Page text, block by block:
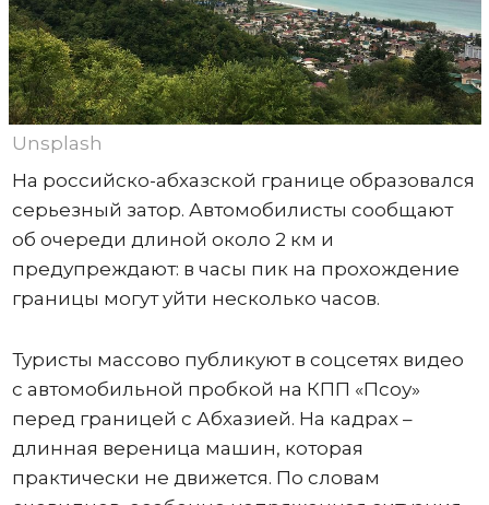
Unsplash
На российско-абхазской границе образовался
серьезный затор. Автомобилисты сообщают
об очереди длиной около 2 км и
предупреждают: в часы пик на прохождение
границы могут уйти несколько часов.
Туристы массово публикуют в соцсетях видео
с автомобильной пробкой на КПП «Псоу»
перед границей с Абхазией. На кадрах –
длинная вереница машин, которая
практически не движется. По словам